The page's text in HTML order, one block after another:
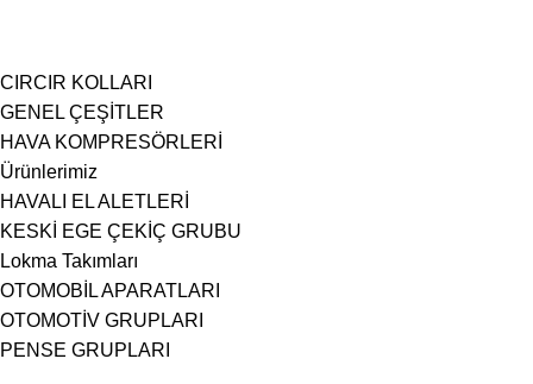
CIRCIR KOLLARI
GENEL ÇEŞİTLER
HAVA KOMPRESÖRLERİ
Ürünlerimiz
HAVALI EL ALETLERİ
KESKİ EGE ÇEKİÇ GRUBU
Lokma Takımları
OTOMOBİL APARATLARI
OTOMOTİV GRUPLARI
PENSE GRUPLARI